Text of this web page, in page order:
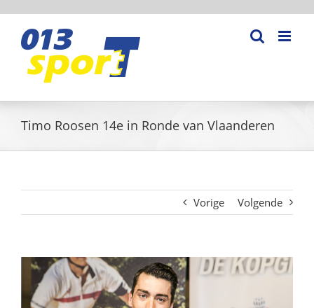
inhoud
Timo Roosen 14e in Ronde van Vlaanderen
Vorige Volgende
Bekijk
grotere
afbeelding